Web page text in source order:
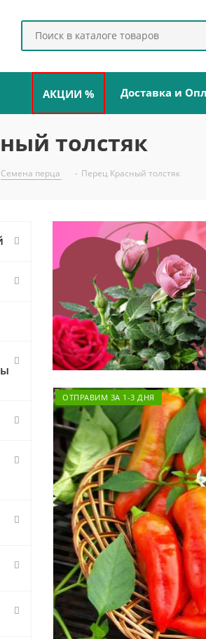
АКЦИИ % Доставка и
толстяк
Семена перца - Перец Красный толстяк
ОТПРАВИМ ЗА 1-3 ДНЯ